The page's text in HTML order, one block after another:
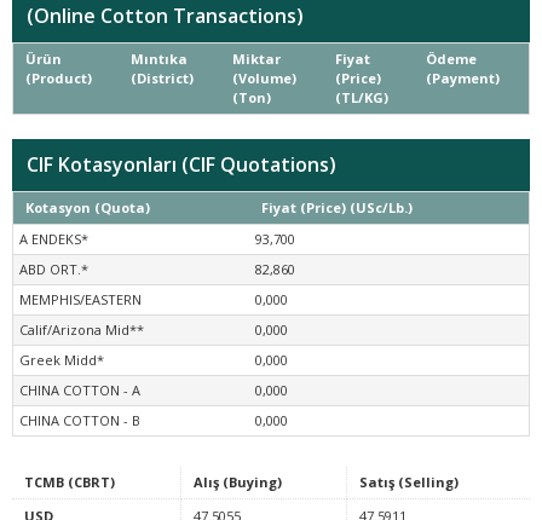
(Online Cotton Transactions)
Ürün
(Product)
Mıntıka
(District)
Miktar
(Volume)
(Ton)
Fiyat
(Price)
(TL/KG)
Ödeme
(Payment)
CIF Kotasyonları (CIF Quotations)
Kotasyon (Quota)
Fiyat (Price) (USc/Lb.)
A ENDEKS*
93,700
ABD ORT.*
82,860
MEMPHIS/EASTERN
0,000
Calif/Arizona Mid**
0,000
Greek Midd*
0,000
CHINA COTTON - A
0,000
CHINA COTTON - B
0,000
TCMB (CBRT) Alış (Buying)
Satış (Selling)
USD
47.5055 47.5911